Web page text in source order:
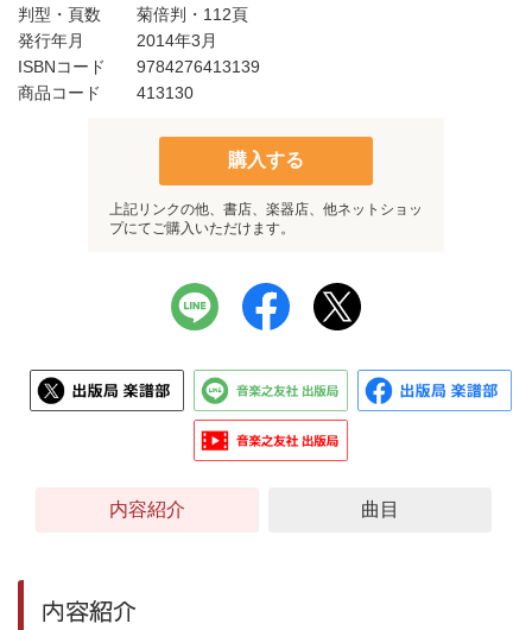
判型・頁数
菊倍判・112頁
発行年月
2014年3月
ISBNコード
9784276413139
商品コード
413130
購入する
上記リンクの他、書店、楽器店、他ネットショッ
プにてご購入いただけます。
内容紹介 曲目
内容紹介